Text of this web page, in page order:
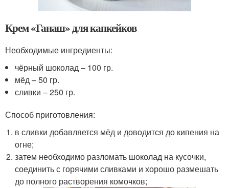
Крем «Ганаш» для капкейков
Необходимые ингредиенты:
чёрный шоколад – 100 гр.
мёд – 50 гр.
сливки – 250 гр.
Способ приготовления:
в сливки добавляется мёд и доводится до кипения на
огне;
затем необходимо разломать шоколад на кусочки,
соединить с горячими сливками и хорошо размешать
до полного растворения комочков;